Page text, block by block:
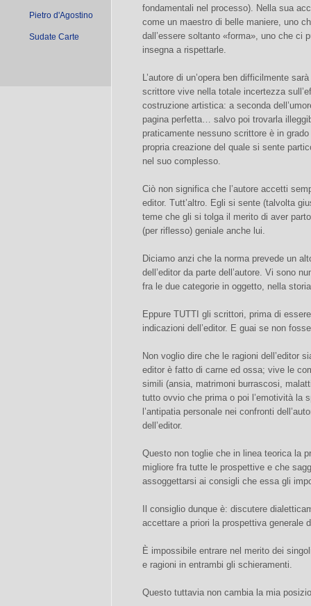
Pietro d'Agostino
Sudate Carte
fondamentali nel processo). Nella sua
come un maestro di belle maniere, uno
dall’essere soltanto «forma», uno che ci
insegna a rispettarle.
L’autore di un’opera ben difficilmente
scrittore vive nella totale incertezza
costruzione artistica: a seconda
pagina perfetta… salvo poi trovarla
praticamente nessuno scrittore è in
propria creazione del quale si sente
nel suo complesso.
Ciò non significa che l’autore accetti
editor. Tutt’altro. Egli si sente (talvolta
teme che gli si tolga il merito di aver
(per riflesso) geniale anche lui.
Diciamo anzi che la norma prevede un
dell’editor da parte dell’autore. Vi sono
fra le due categorie in oggetto, nella
Eppure TUTTI gli scrittori, prima di
indicazioni dell’editor. E guai se non
Non voglio dire che le ragioni dell’editor
editor è fatto di carne ed ossa; vive le
simili (ansia, matrimoni burrascosi,
tutto ovvio che prima o poi l’emotività la
l’antipatia personale nei confronti
dell’editor.
Questo non toglie che in linea teorica la
migliore fra tutte le prospettive e che
assoggettarsi ai consigli che essa gli
Il consiglio dunque è: discutere
accettare a priori la prospettiva generale
È impossibile entrare nel merito dei
e ragioni in entrambi gli schieramenti.
Questo tuttavia non cambia la mia